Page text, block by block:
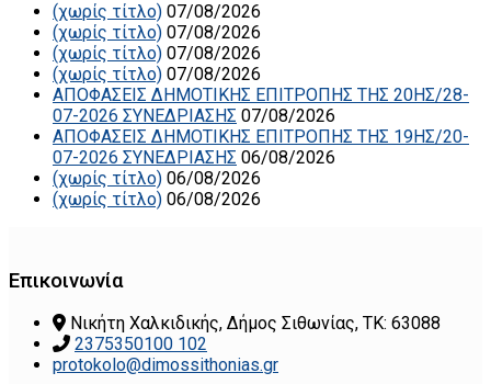
(χωρίς τίτλο) 07/08/2026
(χωρίς τίτλο) 07/08/2026
(χωρίς τίτλο) 07/08/2026
(χωρίς τίτλο) 07/08/2026
ΑΠΟΦΑΣΕΙΣ ΔΗΜΟΤΙΚΗΣ ΕΠΙΤΡΟΠΗΣ ΤΗΣ 20ΗΣ/28-
07-2026 ΣΥΝΕΔΡΙΑΣΗΣ 07/08/2026
ΑΠΟΦΑΣΕΙΣ ΔΗΜΟΤΙΚΗΣ ΕΠΙΤΡΟΠΗΣ ΤΗΣ 19ΗΣ/20-
07-2026 ΣΥΝΕΔΡΙΑΣΗΣ 06/08/2026
(χωρίς τίτλο) 06/08/2026
(χωρίς τίτλο) 06/08/2026
Επικοινωνία
Νικήτη Χαλκιδικής, Δήμος Σιθωνίας, ΤΚ: 63088
2375350100 102
protokolo@dimossithonias.gr